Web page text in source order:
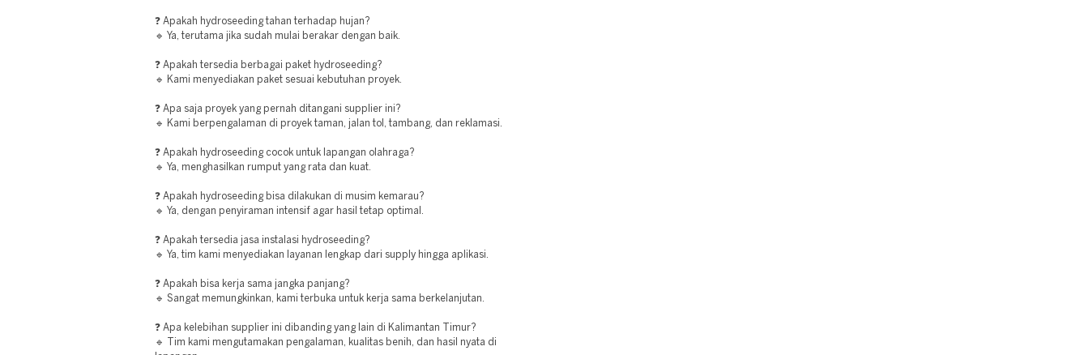
❓ Apakah hydroseeding tahan terhadap hujan?
🔹 Ya, terutama jika sudah mulai berakar dengan baik.
❓ Apakah tersedia berbagai paket hydroseeding?
🔹 Kami menyediakan paket sesuai kebutuhan proyek.
❓ Apa saja proyek yang pernah ditangani supplier ini?
🔹 Kami berpengalaman di proyek taman, jalan tol, tambang, dan reklamasi.
❓ Apakah hydroseeding cocok untuk lapangan olahraga?
🔹 Ya, menghasilkan rumput yang rata dan kuat.
❓ Apakah hydroseeding bisa dilakukan di musim kemarau?
🔹 Ya, dengan penyiraman intensif agar hasil tetap optimal.
❓ Apakah tersedia jasa instalasi hydroseeding?
🔹 Ya, tim kami menyediakan layanan lengkap dari supply hingga aplikasi.
❓ Apakah bisa kerja sama jangka panjang?
🔹 Sangat memungkinkan, kami terbuka untuk kerja sama berkelanjutan.
❓ Apa kelebihan supplier ini dibanding yang lain di Kalimantan Timur?
🔹 Tim kami mengutamakan pengalaman, kualitas benih, dan hasil nyata di